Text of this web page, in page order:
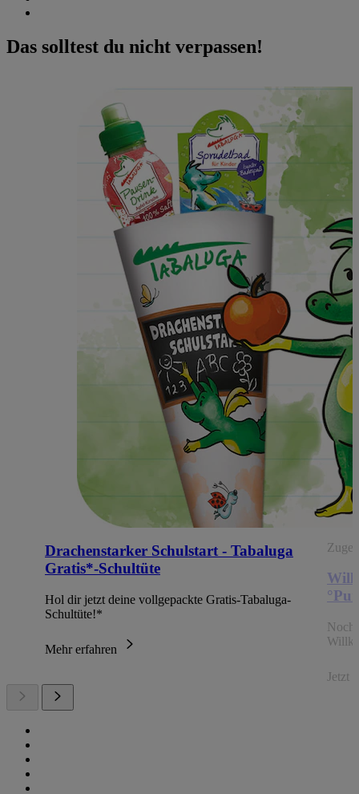
Das solltest du nicht verpassen!
Drachenstarker Schulstart - Tabaluga
Gratis*-Schultüte
Hol dir jetzt deine vollgepackte Gratis-Tabaluga-
Schultüte!*
Mehr erfahren
Noch
Jetzt